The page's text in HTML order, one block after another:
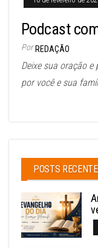
Podcast
Por REDAÇÃO
Deixe sua oração
por você e sua
POSTS